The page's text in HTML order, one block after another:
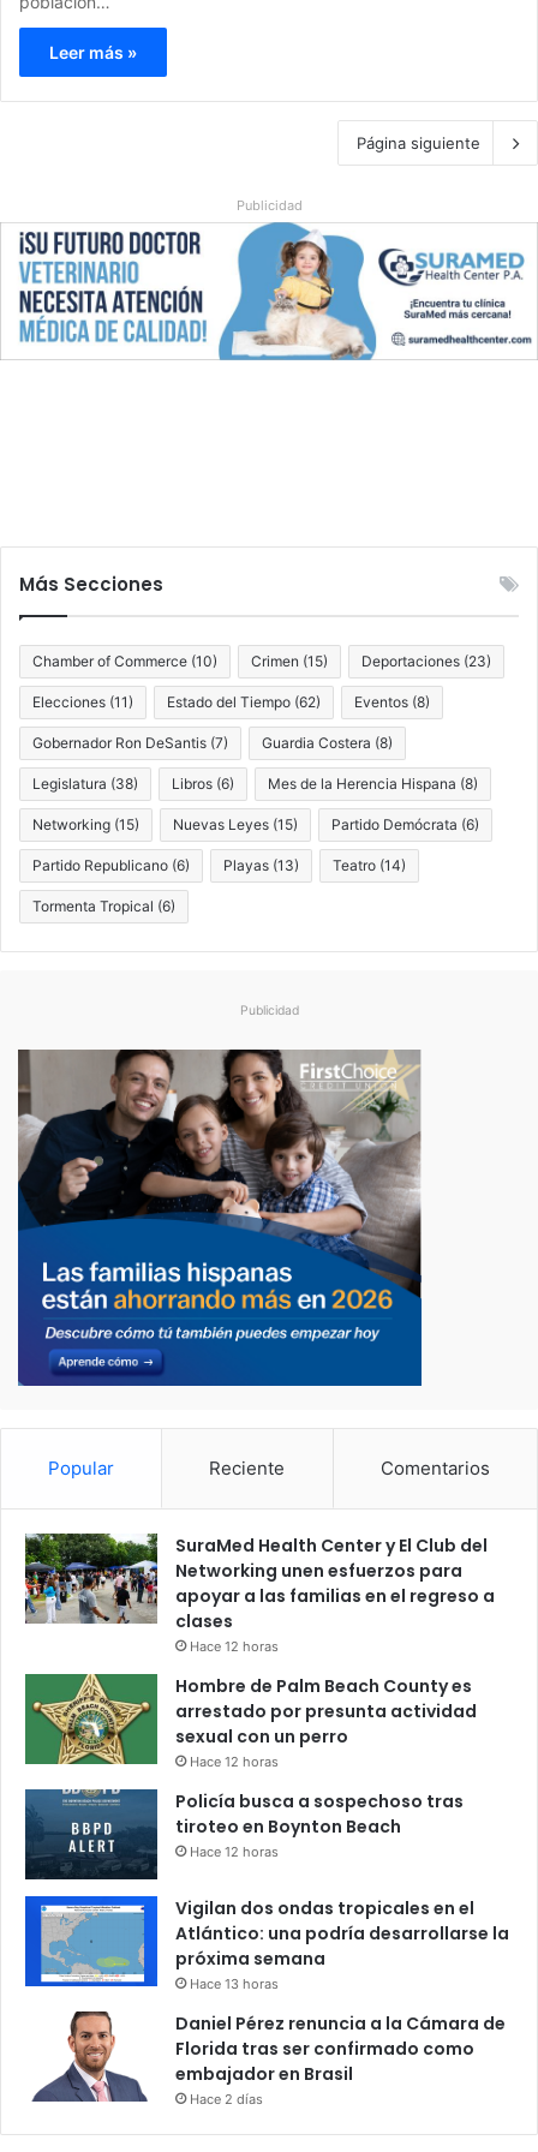
Leer más »
Página siguiente
Publicidad
Más Secciones
Chamber of Commerce (10) Crimen (15) Deportaciones (23)
Elecciones (11) Estado del Tiempo (62) Eventos (8)
Gobernador Ron DeSantis (7) Guardia Costera (8)
Legislatura (38) Libros (6) Mes de la Herencia Hispana (8)
Networking (15) Nuevas Leyes (15) Partido Demócrata (6)
Partido Republicano (6) Playas (13) Teatro (14)
Tormenta Tropical (6)
Publicidad
Popular Reciente Comentarios
SuraMed Health Center y El Club del
Networking unen esfuerzos para
apoyar a las familias en el regreso a
clases
Hace 12 horas
Hombre de Palm Beach County es
arrestado por presunta actividad
sexual con un perro
Hace 12 horas
Policía busca a sospechoso tras
tiroteo en Boynton Beach
Hace 12 horas
Vigilan dos ondas tropicales en el
Atlántico: una podría desarrollarse la
próxima semana
Hace 13 horas
Daniel Pérez renuncia a la Cámara de
Florida tras ser confirmado como
embajador en Brasil
Hace 2 días